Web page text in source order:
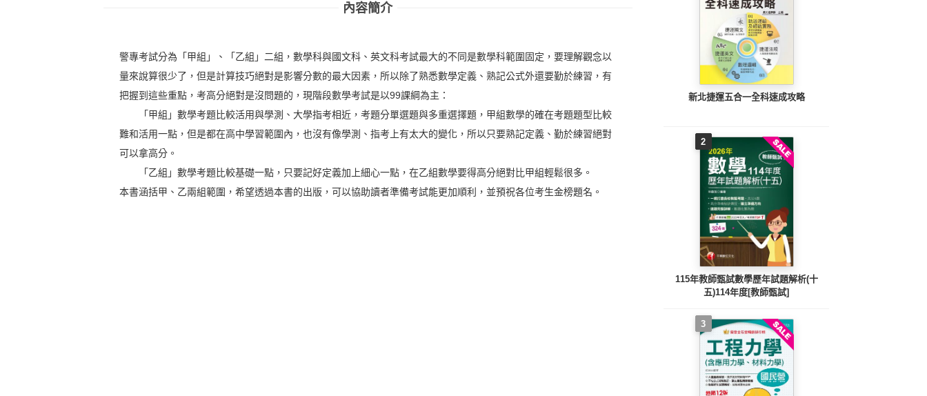
內容簡介
警專考試分為「甲組」、「乙組」二組，數學科與國文科、英文科考試最大的不同是數學科範圍固定，要理解觀念以
量來說算很少了，但是計算技巧絕對是影響分數的最大因素，所以除了熟悉數學定義、熟記公式外還要勤於練習，有
把握到這些重點，考高分絕對是沒問題的，現階段數學考試是以99課綱為主：
「甲組」數學考題比較活用與學測、大學指考相近，考題分單選題與多重選擇題，甲組數學的確在考題題型比較
難和活用一點，但是都在高中學習範圍內，也沒有像學測、指考上有太大的變化，所以只要熟記定義、勤於練習絕對
可以拿高分。
「乙組」數學考題比較基礎一點，只要記好定義加上細心一點，在乙組數學要得高分絕對比甲組輕鬆很多。
本書涵括甲、乙兩組範圍，希望透過本書的出版，可以協助讀者準備考試能更加順利，並預祝各位考生金榜題名。
新北捷運五合一全科速成攻略
2
115年教師甄試數學歷年試題解析(十
五)114年度[教師甄試]
3